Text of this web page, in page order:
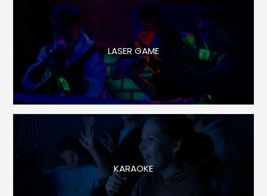
LASER GAME
KARAOKE